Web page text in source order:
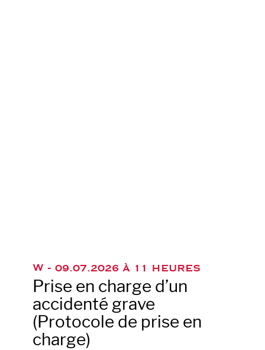
W - 09.07.2026 À 11 HEURES
Prise en charge d’un
accidenté grave
(Protocole de prise en
charge)